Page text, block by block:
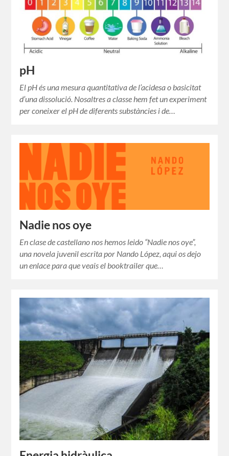
pH
El pH és una mesura quantitativa de l’acidesa o basicitat
d’una dissolució. Nosaltres a classe hem fet un experiment
per coneixer el pH de diferents substàncies i de…
Nadie nos oye
En clase de castellano nos hemos leido “Nadie nos oye”,
una novela juvenil escrita por Nando López, aqui os dejo
un enlace para que veais el booktrailer que…